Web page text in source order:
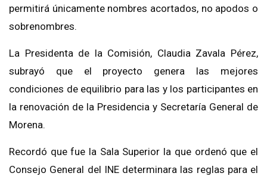
permitirá únicamente nombres acortados, no apodos o
sobrenombres.
La Presidenta de la Comisión, Claudia Zavala Pérez,
subrayó que el proyecto genera las mejores
condiciones de equilibrio para las y los participantes en
la renovación de la Presidencia y Secretaría General de
Morena.
Recordó que fue la Sala Superior la queordenó que el
Consejo General del INE determinara las reglas para el